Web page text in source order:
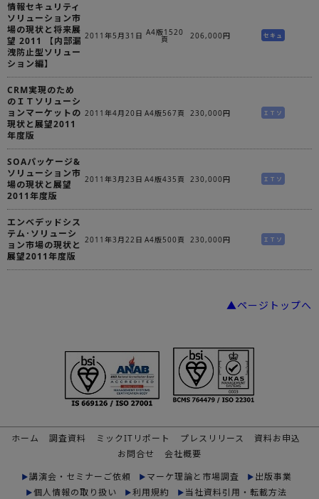
情報セキュリティ
ソリューション市
場の現状と将来展
望 2011 【内部漏
洩防止型ソリュー
ション編】
2011年5月31日 A4版1520
頁 206,000円 セキュ
CRM実現のため
のＩＴソリューシ
ョンマーケットの
現状と展望2011
年度版
2011年4月20日 A4版567頁 230,000円 ＩＴソ
SOAパッケージ&
ソリューション市
場の現状と展望
2011年度版
2011年3月23日 A4版435頁 230,000円 ＩＴソ
エンベデッドシス
テム･ソリューシ
ョン市場の現状と
展望2011年度版
2011年3月22日 A4版500頁 230,000円 ＩＴソ
▲ページトップへ
ホーム 調査資料 ミックITリポート プレスリリース
資料お申込
お問合せ
会社概要
講演会・セミナーご依頼
マーケ理論と市場調査
出版事業
個人情報の取り扱い
利用規約 当社資料引用・転載方法